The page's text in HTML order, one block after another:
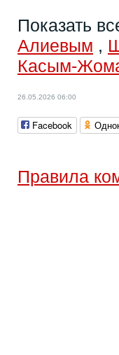
Показать
Алиевым ,
Касым-
26.05.2026 06:00
Facebook
Правила